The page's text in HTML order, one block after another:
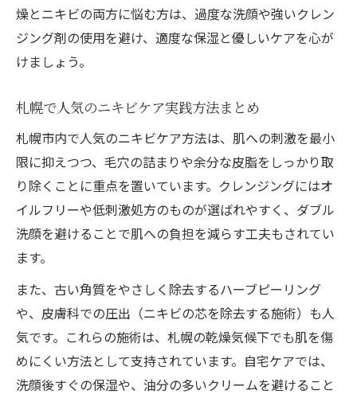
札幌で評価の高いニキビケアの選び方
正しいクレンジングが叶える透明感アップ術
ニキビケアと透明感を両立する洗顔術
透明感アップに役立つニキビケア習慣
札幌女性におすすめのクレンジング活用法
ニキビに悩む人へ効果的な毎日のスキンケア
毎日続けやすいニキビケアスキンケア法
ニキビケアに役立つスキンケアの選び方
忙しい人でも安心のニキビケア方法
札幌で話題のニキビケア習慣を紹介
燥とニキビの両方に悩む方は、過度な洗顔や強いクレン
ジング剤の使用を避け、適度な保湿と優しいケアを心が
けましょう。
札幌で人気のニキビケア実践方法まとめ
札幌市内で人気のニキビケア方法は、肌への刺激を最小
限に抑えつつ、毛穴の詰まりや余分な皮脂をしっかり取
り除くことに重点を置いています。クレンジングにはオ
イルフリーや低刺激処方のものが選ばれやすく、ダブル
洗顔を避けることで肌への負担を減らす工夫もされてい
ます。
また、古い角質をやさしく除去するハーブピーリング
や、皮膚科での圧出（ニキビの芯を除去する施術）も人
気です。これらの施術は、札幌の乾燥気候下でも肌を傷
めにくい方法として支持されています。自宅ケアでは、
洗顔後すぐの保湿や、油分の多いクリームを避けること